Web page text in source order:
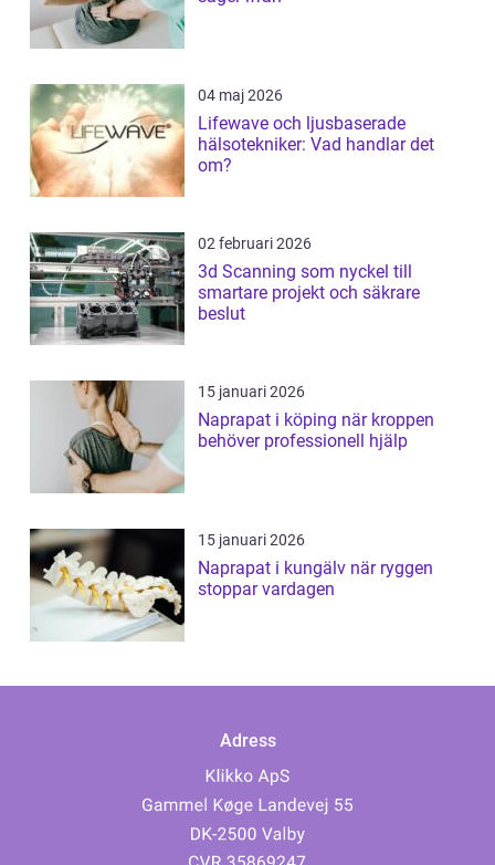
04 maj 2026
Lifewave och ljusbaserade
hälsotekniker: Vad handlar det
om?
02 februari 2026
3d Scanning som nyckel till
smartare projekt och säkrare
beslut
15 januari 2026
Naprapat i köping när kroppen
behöver professionell hjälp
15 januari 2026
Naprapat i kungälv när ryggen
stoppar vardagen
Adress